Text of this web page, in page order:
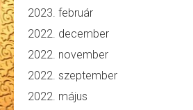
2023. február
2022. december
2022. november
2022. szeptember
2022. május